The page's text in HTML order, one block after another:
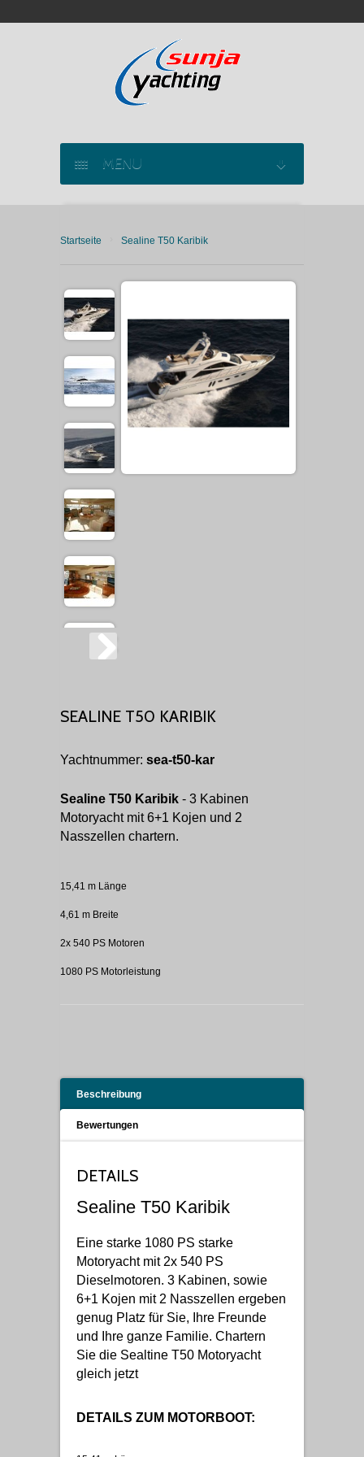
MENU
KATAMARAN CHARTER
MOTORYACHT CHARTER
MARINAS
Startseite Sealine T50 Karibik
SEALINE T50 KARIBIK
Yachtnummer: sea-t50-kar
Sealine T50 Karibik - 3 Kabinen
Motoryacht mit 6+1 Kojen und 2
Nasszellen chartern.
15,41 m Länge
4,61 m Breite
2x 540 PS Motoren
1080 PS Motorleistung
Beschreibung
Bewertungen
DETAILS
Sealine T50 Karibik
Eine starke 1080 PS starke
Motoryacht mit 2x 540 PS
Dieselmotoren. 3 Kabinen, sowie
6+1 Kojen mit 2 Nasszellen ergeben
genug Platz für Sie, Ihre Freunde
und Ihre ganze Familie. Chartern
Sie die Sealtine T50 Motoryacht
gleich jetzt
DETAILS ZUM MOTORBOOT: